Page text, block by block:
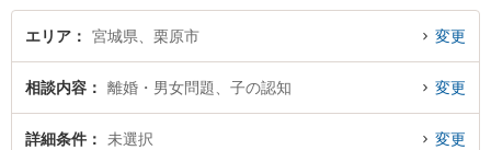
応可能】
エリア 宮城県、栗原市 変更
相談内容 離婚・男女問題、子の認知 変更
詳細条件 未選択 変更